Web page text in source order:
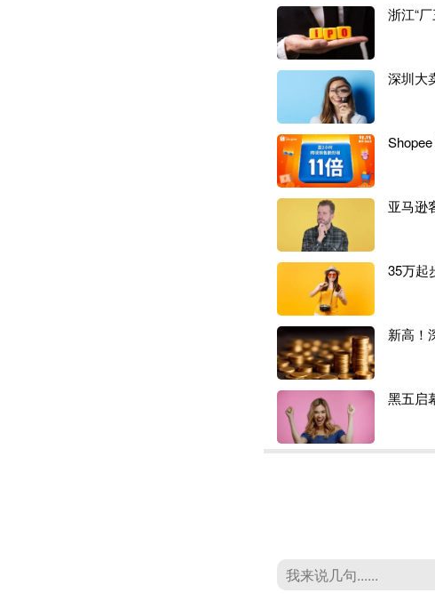
“肯定没问题。”史可拍
却坚信这就是创想三维要
一方面，TikTok Shop汇
过它“短视频+直播”的内
牌与用户之间的距离。
“在TikTok Shop，从‘种
用户展示3D打印的过程
以完成购买，种草、拔
对于见证过国内内容电
国内B端客户供应的产品
家电出海品牌Solimpia创
创业至今13年，开过小
2012年放弃海
金。但短短几年后，国
浙江“
深圳大
亚马逊
35万起
新高！
黑五启
最新评论